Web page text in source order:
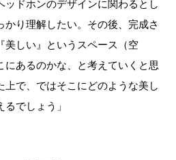
ッドホンのデザインに関わるとし
かり理解したい。その後、完成さ
美しい』というスペース（空
にあるのかな、と考えていくと思
上で、ではそこにどのような美し
でしょう」